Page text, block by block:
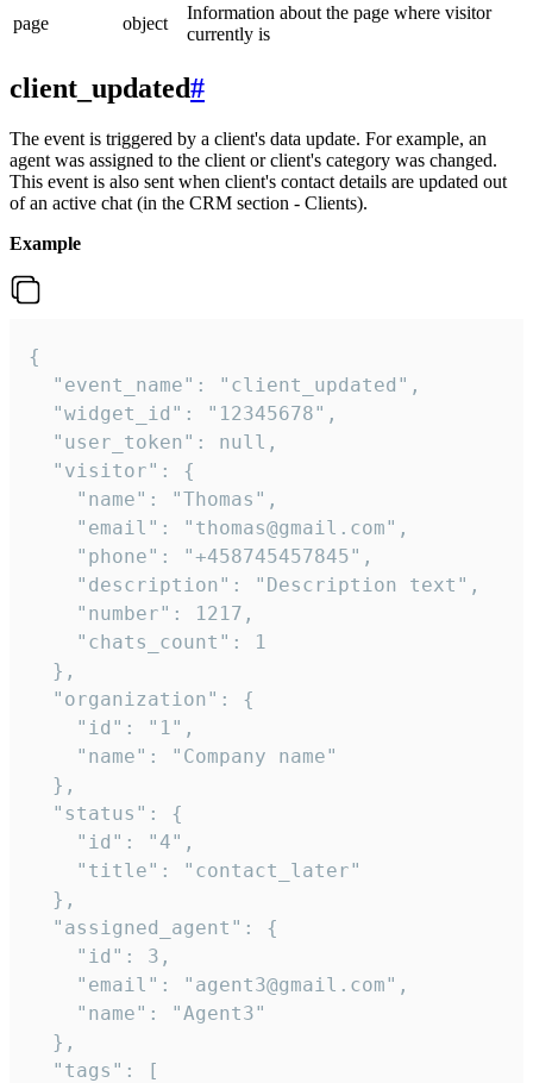
page
object
Information about the page where visitor
currently is
client_updated#
The event is triggered by a client's data update. For example, an
agent was assigned to the client or client's category was changed.
This event is also sent when client's contact details are updated out
of an active chat (in the CRM section - Clients).
Example
{
  "event_name": "client_updated",
  "widget_id": "12345678",
  "user_token": null,
  "visitor": {
    "name": "Thomas",
    "email": "thomas@gmail.com",
    "phone": "+458745457845",
    "description": "Description text",
    "number": 1217,
    "chats_count": 1
  },
  "organization": {
    "id": "1",
    "name": "Company name"
  },
  "status": {
    "id": "4",
    "title": "contact_later"
  },
  "assigned_agent": {
    "id": 3,
    "email": "agent3@gmail.com",
    "name": "Agent3"
  },
  "tags": [